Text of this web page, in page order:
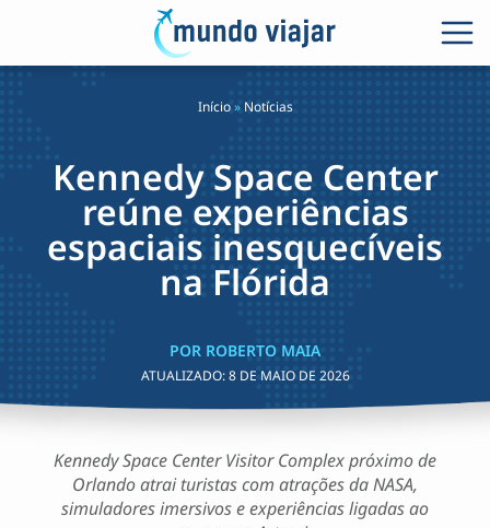
Início» Notícias
Kennedy Space Center
reúne experiências
espaciais inesquecíveis
na Flórida
POR ROBERTO MAIA
ATUALIZADO:8 DE MAIO DE 2026
Kennedy Space Center Visitor Complex próximo de
Orlando atrai turistas com atrações da NASA,
simuladores imersivos e experiências ligadas ao